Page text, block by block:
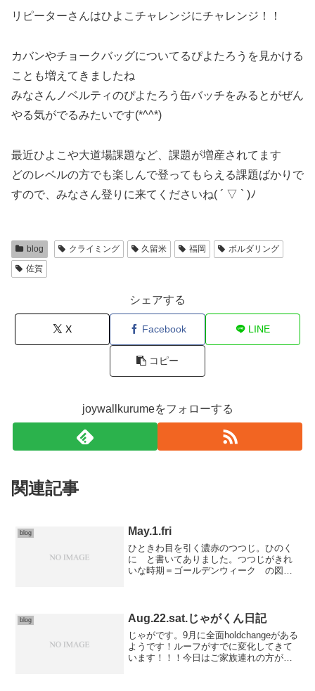
リピーターさんはひよこチャレンジにチャレンジ！！
カバンやチョークバッグについてるぴよたろうを見かける
ことも増えてきましたね
みなさんノベルティのぴよたろう缶バッチをみるとがぜん
やる気がでるみたいです(*^^*)
最近ひよこや大道場課題など、課題が増産されてます
どのレベルの方でも楽しんで登ってもらえる課題ばかりで
すので、みなさん登りに来てくださいね( ´ ▽ ` )ﾉ
blog クライミング 久留米 福岡
ボルダリング
佐賀
シェアする
X Facebook LINE
コピー
joywallkurumeをフォローする
関連記事
blog May.1.fri
ひときわ目を引く濃赤のつつじ。ひのく
に と書いてありました。つつじがきれ
いな時期＝ゴールデンウィーク の図式
ります。ひよこvol2 ...
blog Aug.22.sat.じゃがくん日記
じゃがです。9月に全面holdchangeがある
ようです！ルーフがすでに変化してきて
います！！！今日はご家族連れの方が多